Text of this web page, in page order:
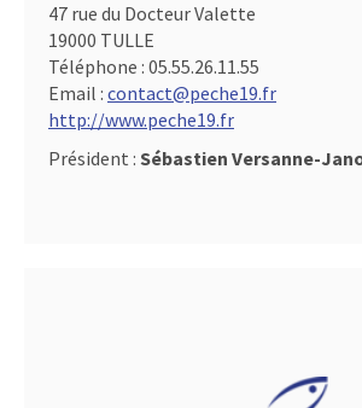
47 rue du Docteur Valette
19000 TULLE
Téléphone : 05.55.26.11.55
Email : contact@peche19.fr
http://www.peche19.fr
Président : Sébastien Versanne-